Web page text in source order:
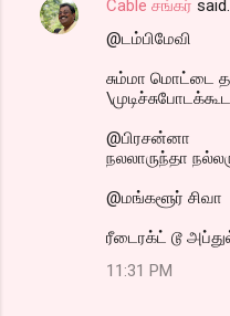
Cable சங்கர் said…
@டம்பிமேவி
சும்மா மொட்டை
@பிரசன்னா
நலலாருந்தா
@மங்களூர் சிவா
ரீடைரக்ட் டூ
11:31 PM